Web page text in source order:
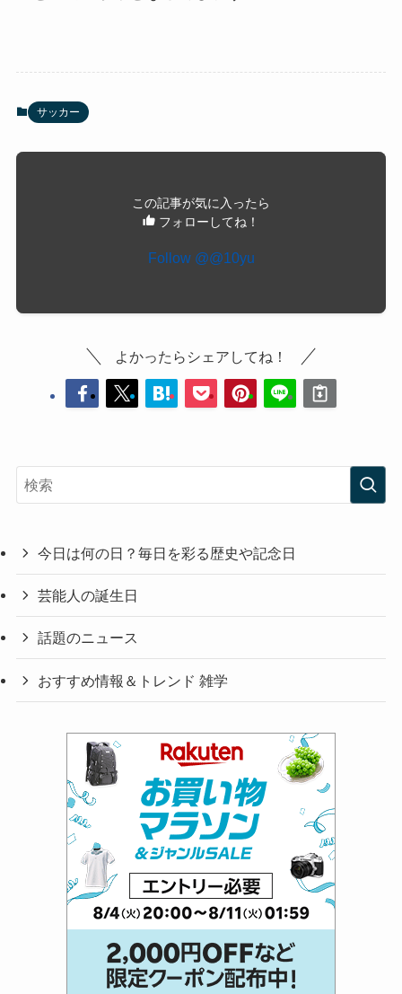
サッカー
この記事が気に入ったら
フォローしてね！
Follow @@10yu
よかったらシェアしてね！
今日は何の日？毎日を彩る歴史や記念日
芸能人の誕生日
話題のニュース
おすすめ情報＆トレンド 雑学